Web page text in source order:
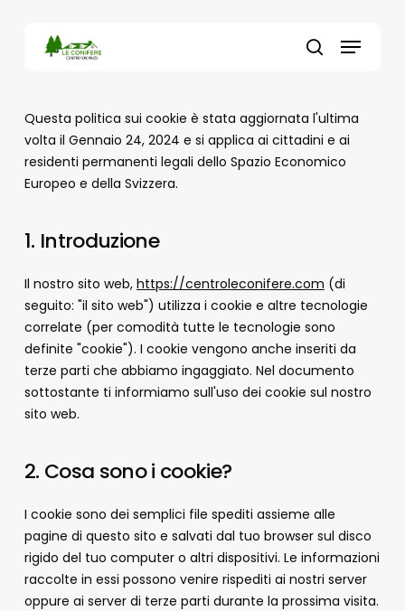
Menu
Questa politica sui cookie è stata aggiornata l'ultima
volta il Gennaio 24, 2024 e si applica ai cittadini e ai
residenti permanenti legali dello Spazio Economico
Europeo e della Svizzera.
1. Introduzione
Il nostro sito web, https://centroleconifere.com (di
seguito: "il sito web") utilizza i cookie e altre tecnologie
correlate (per comodità tutte le tecnologie sono
definite "cookie"). I cookie vengono anche inseriti da
terze parti che abbiamo ingaggiato. Nel documento
sottostante ti informiamo sull'uso dei cookie sul nostro
sito web.
2. Cosa sono i cookie?
I cookie sono dei semplici file spediti assieme alle
pagine di questo sito e salvati dal tuo browser sul disco
rigido del tuo computer o altri dispositivi. Le informazioni
raccolte in essi possono venire rispediti ai nostri server
oppure ai server di terze parti durante la prossima visita.